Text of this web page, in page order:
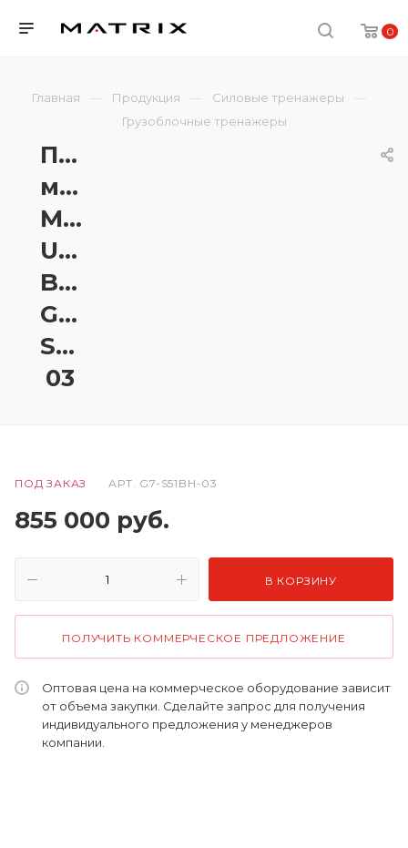
0
Главная Продукция
Силовые тренажеры
Грузоблочные тренажеры
Пресс-
машина
Matrix
Ultra
Base
G7-
S51BH-
03
ПОД ЗАКАЗ АРТ. G7-S51BH-03
855 000 руб.
В КОРЗИНУ
ПОЛУЧИТЬ КОММЕРЧЕСКОЕ ПРЕДЛОЖЕНИЕ
Оптовая цена на коммерческое оборудование зависит
от объема закупки. Сделайте запрос для получения
индивидуального предложения у менеджеров
компании.